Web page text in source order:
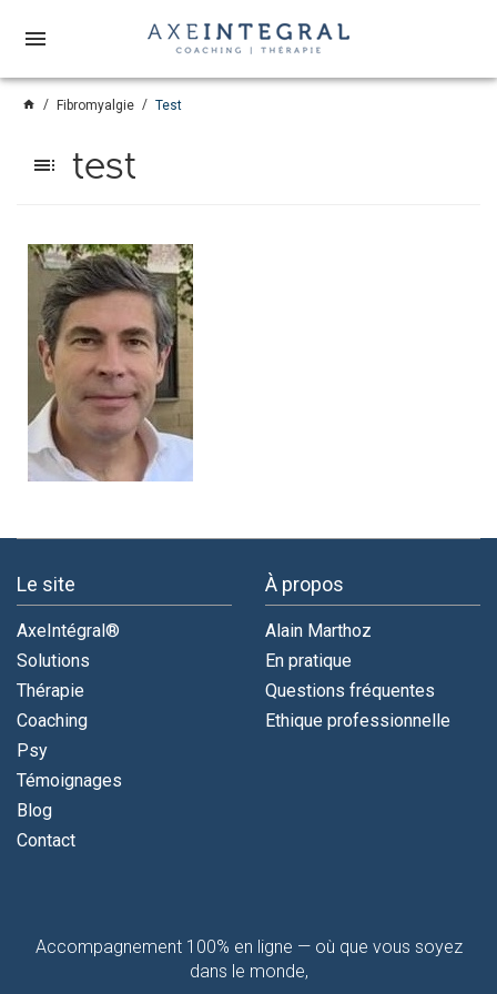
menu
home Fibromyalgie Test
toc test
Le site
AxeIntégral®
Solutions
Thérapie
Coaching
Psy
Témoignages
Blog
Contact
À propos
Alain Marthoz
En pratique
Questions fréquentes
Ethique professionnelle
Contactez-
Accompagnement 100% en ligne — où que vous soyez
dans le monde,